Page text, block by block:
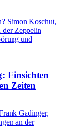
Simon Koschut,
der Zeppelin
und
Einsichten
Zeiten
Gadinger,
an der